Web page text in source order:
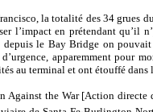
la totalité des 34 grues
l’impact en prétendant qu’il
le Bay Bridge on pouvait
apparemment pour
au terminal et ont étouffé dans
Against the War [Action directe